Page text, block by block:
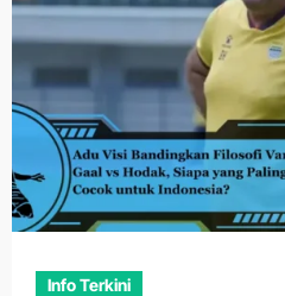
Info Terkini